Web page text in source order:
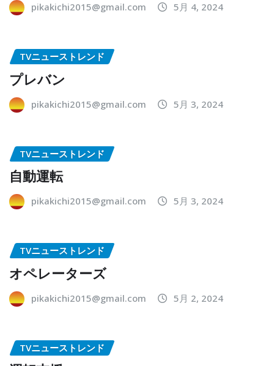
pikakichi2015@gmail.com 5月 4, 2024
TVニューストレンド
プレバン
pikakichi2015@gmail.com 5月 3, 2024
TVニューストレンド
自動運転
pikakichi2015@gmail.com 5月 3, 2024
TVニューストレンド
オペレーターズ
pikakichi2015@gmail.com 5月 2, 2024
TVニューストレンド